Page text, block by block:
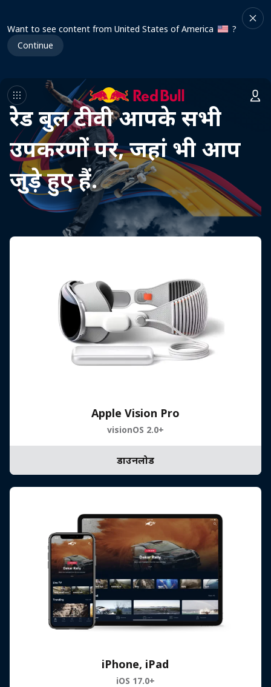
Want to see content from United States of America
?
Continue
रेड बुल टीवी आपके सभी
उपकरणों पर, जहां भी आप
जुड़े हुए हैं.
Apple Vision Pro
visionOS 2.0+
डाउनलोड
iPhone, iPad
iOS 17.0+